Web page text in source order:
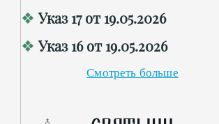
Указ 17 от 19.05.2026
Указ 16 от 19.05.2026
Смотреть больше